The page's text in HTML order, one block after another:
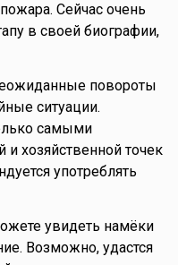
Сейчас очень
в своей биографии,
повороты
ситуации.
самыми
хозяйственной точек
употреблять
увидеть намёки
Возможно, удастся